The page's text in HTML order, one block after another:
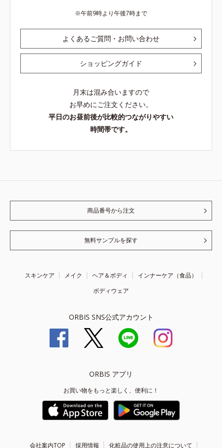
午前9時より午後7時まで
よくあるご質問・お問い合わせ
ショッピングガイド
月末は混み合いますので
お早めにご注文ください。
平日のお昼前後が比較的つながりやすい
時間帯です。
商品番号から注文
無料サンプルを探す
スキンケア メイク ヘア＆ボディ
インナーケア（食品）
ボディウェア
ORBIS SNS公式アカウント
ORBIS アプリ
お買い物をもっと楽しく、便利に！
会社案内TOP 採用情報 化粧品の使用上の注意について